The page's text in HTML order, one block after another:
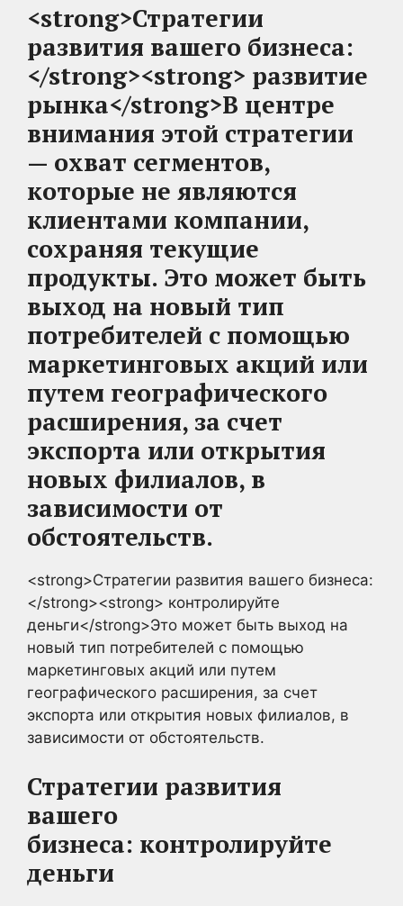
<strong>Стратегии
развития вашего бизнеса:
</strong><strong> развитие
рынка</strong>В центре
внимания этой стратегии
— охват сегментов,
которые не являются
клиентами компании,
сохраняя текущие
продукты. Это может быть
выход на новый тип
потребителей с помощью
маркетинговых акций или
путем географического
расширения, за счет
экспорта или открытия
новых филиалов, в
зависимости от
обстоятельств.
<strong>Стратегии развития вашего бизнеса:
</strong><strong> контролируйте
деньги</strong>Это может быть выход на
новый тип потребителей с помощью
маркетинговых акций или путем
географического расширения, за счет
экспорта или открытия новых филиалов, в
зависимости от обстоятельств.
Стратегии развития
вашего
бизнеса: контролируйте
деньги